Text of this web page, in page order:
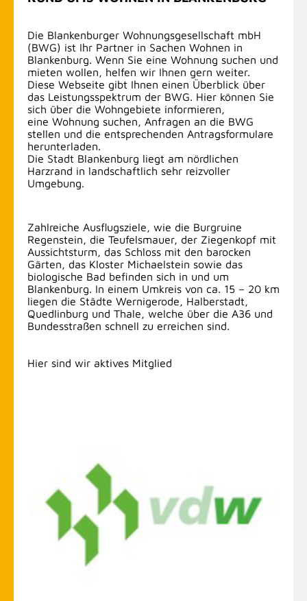
Die Blankenburger Wohnungsgesellschaft mbH
(BWG) ist Ihr Partner in Sachen Wohnen in
Blankenburg. Wenn Sie eine Wohnung suchen und
mieten wollen, helfen wir Ihnen gern weiter.
Diese Webseite gibt Ihnen einen Überblick über
das Leistungsspektrum der BWG. Hier können Sie
sich über die Wohngebiete informieren,
eine Wohnung suchen, Anfragen an die BWG
stellen und die entsprechenden Antragsformulare
herunterladen.
Die Stadt Blankenburg liegt am nördlichen
Harzrand in landschaftlich sehr reizvoller
Umgebung.
Zahlreiche Ausflugsziele, wie die Burgruine
Regenstein, die Teufelsmauer, der Ziegenkopf mit
Aussichtsturm, das Schloss mit den barocken
Gärten, das Kloster Michaelstein sowie das
biologische Bad befinden sich in und um
Blankenburg. In einem Umkreis von ca. 15 – 20 km
liegen die Städte Wernigerode, Halberstadt,
Quedlinburg und Thale, welche über die A36 und
Bundesstraßen schnell zu erreichen sind.
Hier sind wir aktives Mitglied